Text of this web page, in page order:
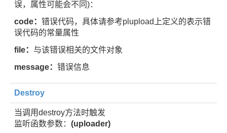
误，属性可能会不同)：
code： 错误代码，具体请参考plupload上定义的表示错
误代码的常量属性
file： 与该错误相关的文件对象
message： 错误信息
Destroy
当调用destroy方法时触发
监听函数参数： (uploader)